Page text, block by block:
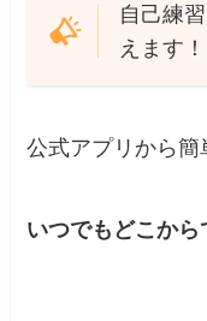
自己練
えます！
公式アプリから簡
いつでもどこから